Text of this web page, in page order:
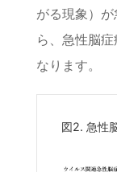
がる現象）
ら、急性脳
なります。
図2. 急性